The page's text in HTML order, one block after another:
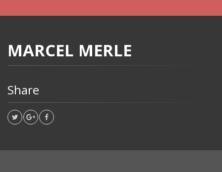
MARCEL MERLE
Share